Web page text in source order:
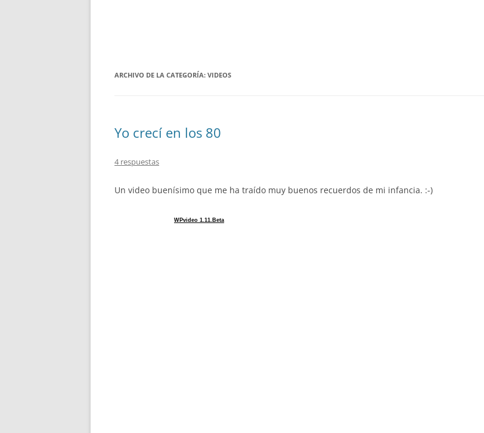
ARCHIVO DE LA CATEGORÍA: VIDEOS
Yo crecí en los 80
4 respuestas
Un video buenísimo que me ha traído muy buenos recuerdos de mi infancia. :-)
WPvideo 1.11.Beta